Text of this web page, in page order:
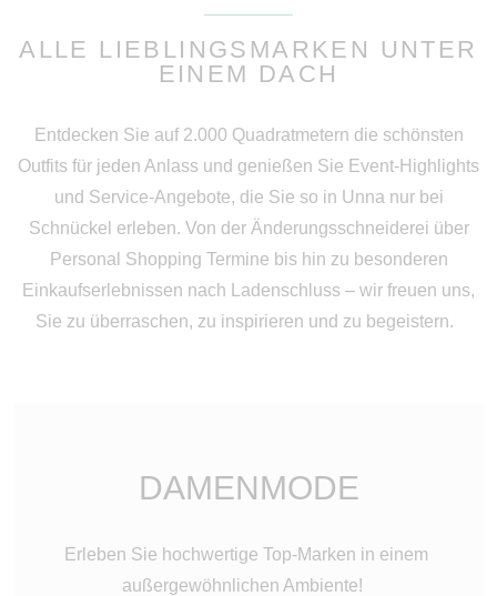
ALLE LIEBLINGSMARKEN UNTER
EINEM DACH
Entdecken Sie auf 2.000 Quadratmetern die schönsten
Outfits für jeden Anlass und genießen Sie Event-Highlights
und Service-Angebote, die Sie so in Unna nur bei
Schnückel erleben. Von der Änderungsschneiderei über
Personal Shopping Termine bis hin zu besonderen
Einkaufserlebnissen nach Ladenschluss – wir freuen uns,
Sie zu überraschen, zu inspirieren und zu begeistern.
DAMENMODE
Erleben Sie hochwertige Top-Marken in einem
außergewöhnlichen Ambiente!